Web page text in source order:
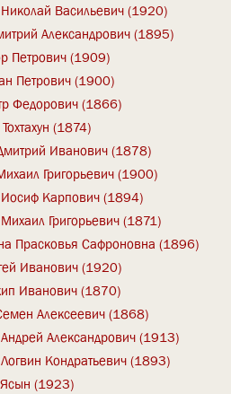
Васильевич (1920)
Александрович (1895)
Петрович (1909)
Петрович (1900)
Федорович (1866)
(1874)
Иванович (1878)
Григорьевич (1900)
Карпович (1894)
Григорьевич (1871)
Прасковья Сафроновна (1896)
Иванович (1920)
Иванович (1870)
Алексеевич (1868)
Александрович (1913)
Кондратьевич (1893)
(1923)